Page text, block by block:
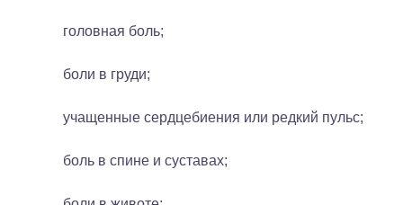
головная боль;
боли в груди;
учащенные сердцебиения или редкий пульс;
боль в спине и суставах;